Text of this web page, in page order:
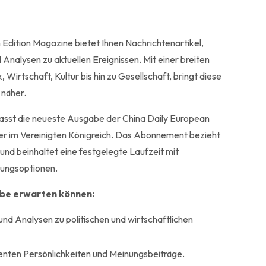
Edition Magazine bietet Ihnen Nachrichtenartikel,
zu aktuellen Ereignissen. Mit einer breiten
Wirtschaft, Kultur bis hin zu Gesellschaft, bringt diese
die neueste Ausgabe der China Daily European
im Vereinigten Königreich. Das Abonnement bezieht
beinhaltet eine festgelegte Laufzeit mit
erwarten können:
Analysen zu politischen und wirtschaftlichen
Persönlichkeiten und Meinungsbeiträge.